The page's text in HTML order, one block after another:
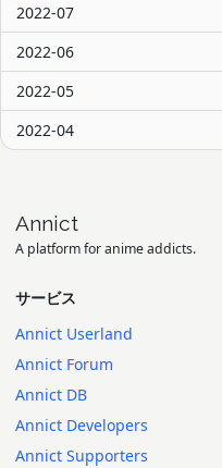
2022-07
2022-06
2022-05
2022-04
Annict
A platform for anime addicts.
サービス
Annict Userland
Annict Forum
Annict DB
Annict Developers
Annict Supporters